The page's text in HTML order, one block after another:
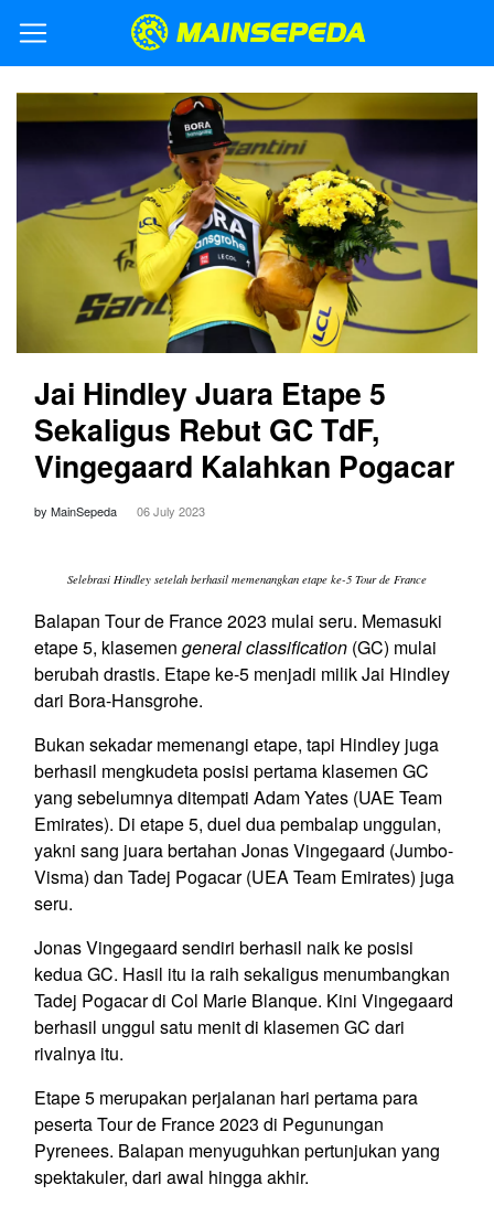
Jai Hindley Juara Etape 5
Sekaligus Rebut GC TdF,
Vingegaard Kalahkan Pogacar
by MainSepeda 06 July 2023
Selebrasi Hindley setelah berhasil memenangkan etape ke-5 Tour de France
Balapan Tour de France 2023 mulai seru. Memasuki
etape 5, klasemen general classification (GC) mulai
berubah drastis. Etape ke-5 menjadi milik Jai Hindley
dari Bora-Hansgrohe.
Bukan sekadar memenangi etape, tapi Hindley juga
berhasil mengkudeta posisi pertama klasemen GC
yang sebelumnya ditempati Adam Yates (UAE Team
Emirates). Di etape 5, duel dua pembalap unggulan,
yakni sang juara bertahan Jonas Vingegaard (Jumbo-
Visma) dan Tadej Pogacar (UEA Team Emirates) juga
seru.
Jonas Vingegaard sendiri berhasil naik ke posisi
kedua GC. Hasil itu ia raih sekaligus menumbangkan
Tadej Pogacar di Col Marie Blanque. Kini Vingegaard
berhasil unggul satu menit di klasemen GC dari
rivalnya itu.
Etape 5 merupakan perjalanan hari pertama para
peserta Tour de France 2023 di Pegunungan
Pyrenees. Balapan menyuguhkan pertunjukan yang
spektakuler, dari awal hingga akhir.